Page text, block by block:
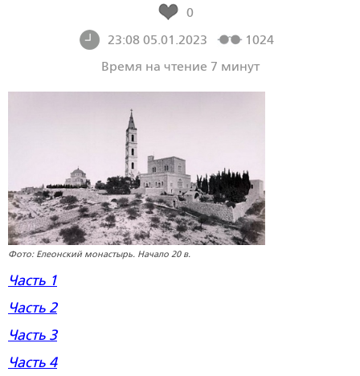
0
23:08 05.01.2023
1024
Время на чтение 7 минут
Фото: Елеонский монастырь. Начало 20 в.
Часть 1
Часть 2
Часть 3
Часть 4